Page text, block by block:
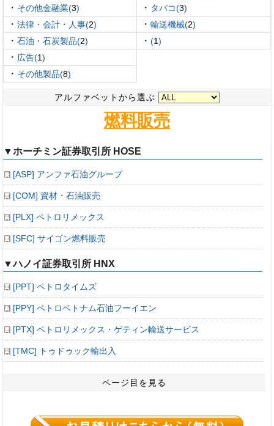
・ その他金融業(3) ・ タバコ(3)
・ 法律・会計・人事(2) ・ 輸送機械(2)
・ 石油・石炭製品(2) ・ (1)
・ 広告(1)
・ その他製品(8)
アルファベットから選ぶ
燃料販売
▼ホーチミン証券取引所 HOSE
[ASP] アンファ石油グループ
[COM] 資材・石油販売
[PLX] ペトロリメックス
[SFC] サイゴン燃料販売
▼ハノイ証券取引所 HNX
[PPT] ペトロタイムズ
[PPY] ペトロベトナム石油フーイエン
[PTX] ペトロリメックス・ゲティン輸送サービス
[TMC] トゥドゥック輸出入
ページ目を見る